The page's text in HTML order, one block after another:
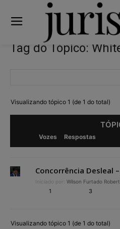
Tag do Tópico:
Visualizando tópico 1 (de 1 do total)
Vozes Respostas
Concorrência Desleal
Iniciado por: Wilson Furtado
1 3
Visualizando tópico 1 (de 1 do total)